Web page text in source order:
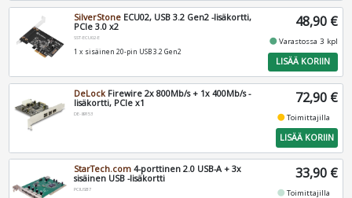
SilverStone ECU02, USB 3.2 Gen2 -lisäkortti,
PCIe 3.0 x2
SST-ECU02-E
1 x sisäinen 20-pin USB 3.2 Gen2
48,90 €
fiber_manual_recordVarastossa 3 kpl
LISÄÄ KORIIN
DeLock Firewire 2x 800Mb/s + 1x 400Mb/s -
lisäkortti, PCIe x1
DE-89153
72,90 €
fiber_manual_recordToimittajilla
LISÄÄ KORIIN
StarTech.com 4-porttinen 2.0 USB-A + 3x
sisäinen USB -lisäkortti
PCIUSB7
33,90 €
fiber_manual_recordToimittajilla